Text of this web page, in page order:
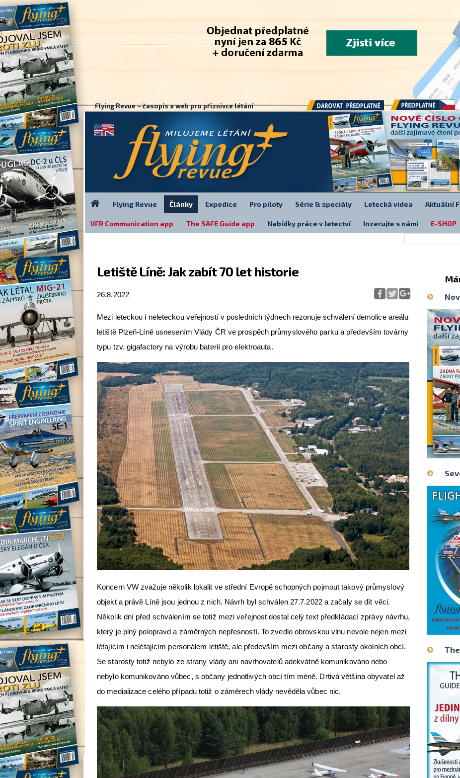
Letiště Líně: Jak zabít 70 let historie
26.8.2022
Mezi leteckou i neleteckou veřejností v posledních týdnech rezonuje schválení demolice areálu
letiště Plzeň-Líně usnesením Vlády ČR ve prospěch průmyslového parku a především továrny
typu tzv. gigafactory na výrobu baterií pro elektroauta.
Koncern VW zvažuje několik lokalit ve střední Evropě schopných pojmout takový průmyslový
objekt a právě Líně jsou jednou z nich. Návrh byl schválen 27.7.2022 a začaly se dít věci.
Několik dní před schválením se totiž mezi veřejnost dostal celý text předkládací zprávy návrhu,
který je plný polopravd a záměrných nepřesností. To zvedlo obrovskou vlnu nevole nejen mezi
létajícím i nelétajícím personálem letiště, ale především mezi občany a starosty okolních obcí.
Se starosty totiž nebylo ze strany vlády ani navrhovatelů adekvátně komunikováno nebo
nebylo komunikováno vůbec, s občany jednotlivých obcí tím méně. Drtivá většina obyvatel až
do medializace celého případu totiž o záměrech vlády nevěděla vůbec nic.
The
Flying Revue – časopis a web pro příznivce létání
Darovat předplatné Předplatné
Flying Revue Články Expedice Pro piloty Série & speciály Letecká videa Aktuální
VFR Communication app The SAFE Guide app Nabídky práce v letectví Inzerujte s námi E-SHOP